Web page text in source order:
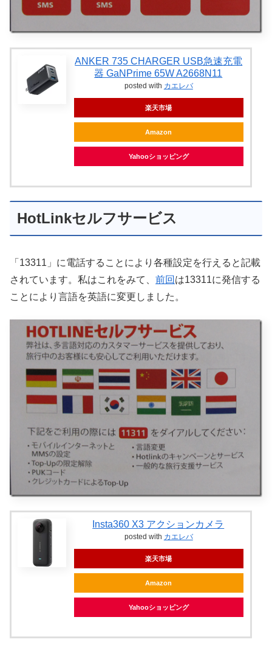
ANKER 735 CHARGER USB急速充電
器 GaNPrime 65W A2668N11
posted with カエレバ
楽天市場
Amazon
Yahooショッピング
HotLinkセルフサービス
「13311」に電話することにより各種設定を行えると記載
されています。私はこれをみて、 前回 は13311に発信する
ことにより言語を英語に変更しました。
Insta360 X3 アクションカメラ
posted with カエレバ
楽天市場
Amazon
Yahooショッピング